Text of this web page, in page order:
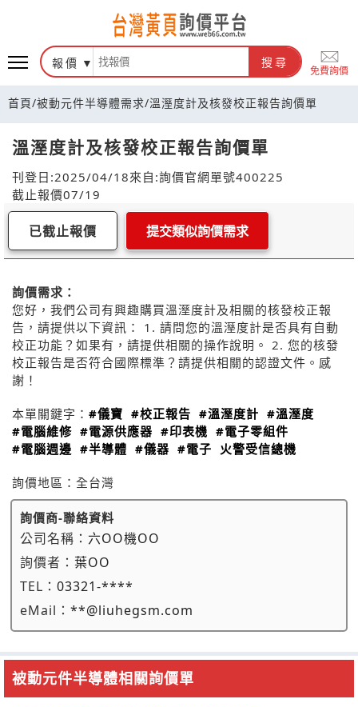
報價 搜尋
免費詢價
首頁/被動元件半導體需求/溫溼度計及核發校正報告詢價單
溫溼度計及核發校正報告詢價單
刊登日:2025/04/18來自:詢價官網單號400225
截止報價07/19
已截止報價 提交類似詢價需求
詢價需求：
您好，我們公司有興趣購買溫溼度計及相關的核發校正報
告，請提供以下資訊： 1. 請問您的溫溼度計是否具有自動
校正功能？如果有，請提供相關的操作說明。 2. 您的核發
校正報告是否符合國際標準？請提供相關的認證文件。感
謝！
本單關鍵字： #儀寶 #校正報告 #溫溼度計 #溫溼度
#電腦維修 #電源供應器 #印表機 #電子零組件
#電腦週邊 #半導體 #儀器 #電子 火警受信總機
詢價地區： 全台灣
詢價商-聯絡資料
公司名稱： 六OO機OO
詢價者： 葉OO
TEL： 03321-****
eMail： **@liuhegsm.com
被動元件半導體相關詢價單